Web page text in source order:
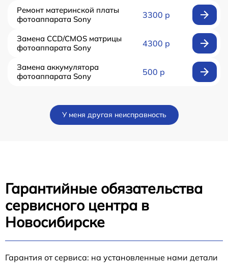
Ремонт материнской платы
фотоаппарата Sony
3300 р
Замена CCD/CMOS матрицы
фотоаппарата Sony
4300 р
Замена аккумулятора
фотоаппарата Sony
500 р
У меня другая неисправность
Гарантийные обязательства
сервисного центра в
Новосибирске
Гарантия от сервиса: на установленные нами детали